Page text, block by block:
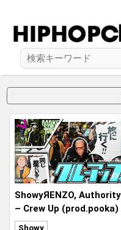
ShowyЯENZO, Authority
– Crew Up (prod.pooka)
Showy